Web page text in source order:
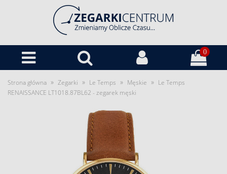
0
Strona główna » Zegarki » Le Temps » Męskie » Le Temps
RENAISSANCE LT1018.87BL62 - zegarek męski